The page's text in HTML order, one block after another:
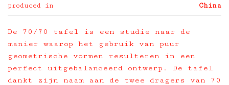
produced in
China
De 70/70 tafel is een studie naar de
manier waarop het gebruik van puur
geometrische vormen resulteren in een
perfect uitgebalanceerd ontwerp. De tafel
dankt zijn naam aan de twee dragers van 70